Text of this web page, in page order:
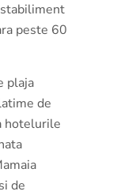
peste 60
plaja
de
hotelurile
de